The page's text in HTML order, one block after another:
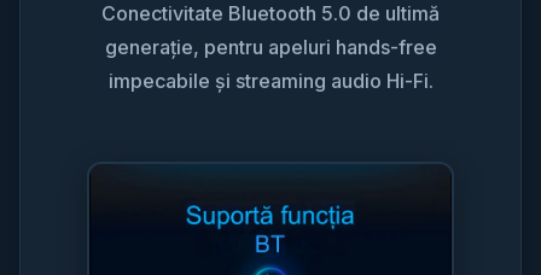
Conectivitate Bluetooth 5.0 de ultimă
generație, pentru apeluri hands-free
impecabile și streaming audio Hi-Fi.